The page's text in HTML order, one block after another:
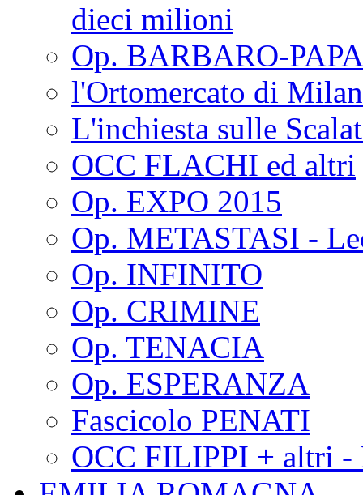
dieci milioni
Op. BARBARO-
l'Ortomercato di
L'inchiesta sulle
OCC FLACHI ed altri
Op. EXPO 2015
Op. METASTASI -
Op. INFINITO
Op. CRIMINE
Op. TENACIA
Op. ESPERANZA
Fascicolo PENATI
OCC FILIPPI + altri -